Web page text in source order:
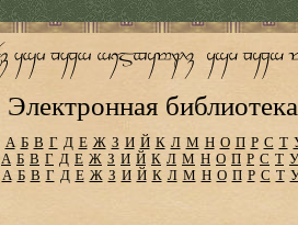
Электронная
А Б В Г Д Е Ж З И Й К Л М Н О П Р С Т
А Б В Г Д Е Ж З И Й К Л М Н О П Р С Т У
А Б В Г Д Е Ж З И Й К Л М Н О П Р С Т